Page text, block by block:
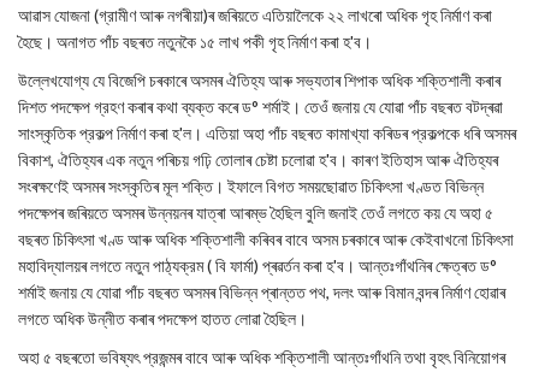
আৱাস যোজনা (গ্রামীণ আৰু নগৰীয়া)ৰ জৰিয়তে এতিয়ালৈকে ২২ লাখৰো অধিক গৃহ নিৰ্মাণ কৰা
হৈছে। অনাগত পাঁচ বছৰত নতুনকৈ ১৫ লাখ পকী গৃহ নিৰ্মাণ কৰা হ'ব।
উল্লেখযোগ্য যে বিজেপি চৰকাৰে অসমৰ ঐতিহ্য আৰু সভ্যতাৰ শিপাক অধিক শক্তিশালী কৰাৰ
দিশত পদক্ষেপ গ্রহণ কৰাৰ কথা ব্যক্ত কৰে ড° শৰ্মাই। তেওঁ জনায় যে যোৱা পাঁচ বছৰত বটদ্ৰৱা
সাংস্কৃতিক প্রকল্প নিৰ্মাণ কৰা হ'ল। এতিয়া অহা পাঁচ বছৰত কামাখ্যা কৰিডৰ প্রকল্পকে ধৰি অসমৰ
বিকাশ, ঐতিহ্যৰ এক নতুন পৰিচয় গঢ়ি তোলাৰ চেষ্টা চলোৱা হ'ব। কাৰণ ইতিহাস আৰু ঐতিহ্যৰ
সংৰক্ষণেই অসমৰ সংস্কৃতিৰ মূল শক্তি। ইফালে বিগত সময়ছোৱাত চিকিৎসা খণ্ডত বিভিন্ন
পদক্ষেপৰ জৰিয়তে অসমৰ উন্নয়নৰ যাত্ৰা আৰম্ভ হৈছিল বুলি জনাই তেওঁ লগতে কয় যে অহা ৫
বছৰত চিকিৎসা খণ্ড আৰু অধিক শক্তিশালী কৰিবৰ বাবে অসম চৰকাৰে আৰু কেইবাখনো চিকিৎসা
মহাবিদ্যালয়ৰ লগতে নতুন পাঠ্যক্রম ( বি ফাৰ্মা) প্ৰৱৰ্তন কৰা হ'ব। আন্তঃগাঁথনিৰ ক্ষেত্ৰত ড°
শৰ্মাই জনায় যে যোৱা পাঁচ বছৰত অসমৰ বিভিন্ন প্ৰান্তত পথ, দলং আৰু বিমান বন্দৰ নিৰ্মাণ হোৱাৰ
লগতে অধিক উন্নীত কৰাৰ পদক্ষেপ হাতত লোৱা হৈছিল।
অহা ৫ বছৰতো ভবিষ্যৎ প্রজন্মৰ বাবে আৰু অধিক শক্তিশালী আন্তঃগাঁথনি তথা বৃহৎ বিনিয়োগৰ